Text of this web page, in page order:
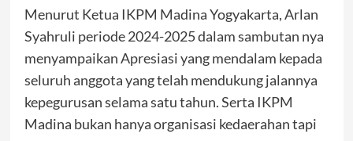
Menurut Ketua IKPM Madina Yogyakarta, Arlan
Syahruli periode 2024-2025 dalam sambutan nya
menyampaikan Apresiasi yang mendalam kepada
seluruh anggota yang telah mendukung jalannya
kepegurusan selama satu tahun. Serta IKPM
Madina bukan hanya organisasi kedaerahan tapi